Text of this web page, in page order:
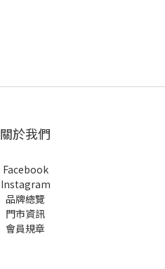
關於我們
Facebook
Instagram
品牌總覽
門市資訊
會員規章